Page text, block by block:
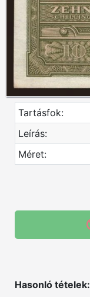
Tartásfok:
Leírás:
Méret:
Hasonló tételek: